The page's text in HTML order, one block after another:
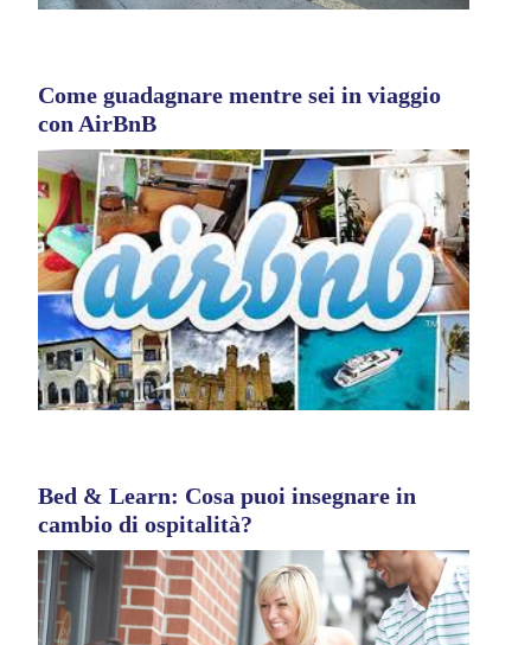
Come guadagnare mentre sei in viaggio
con AirBnB
Bed & Learn: Cosa puoi insegnare in
cambio di ospitalità?